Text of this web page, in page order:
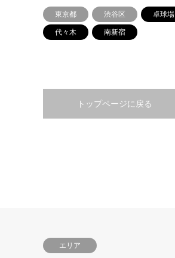
東京都 渋谷区
卓球場
代々木
南新宿
トップページに戻る
エリア